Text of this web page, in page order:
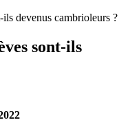
devenus cambrioleurs ?
sont-ils